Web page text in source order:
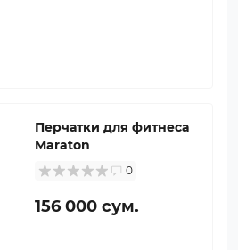
Перчатки для фитнеса
Maraton
0
156 000 сум.